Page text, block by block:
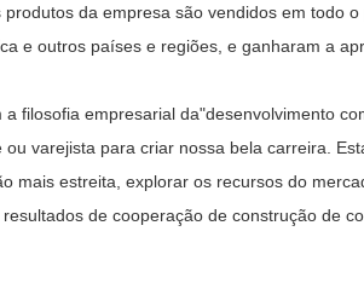
da empresa são vendidos em todo
e outros países e regiões, e ganharam a
a filosofia empresarial da"desenvolvimento
ou varejista para criar nossa bela carreira.
mais estreita, explorar os recursos do
de cooperação de construção de